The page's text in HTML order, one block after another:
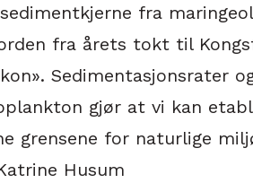
fra
fra årets tokt til
Sedimentasjonsrater
gjør at vi kan
grensene for naturlige
Husum